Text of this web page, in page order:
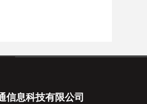
信息科技有限公司